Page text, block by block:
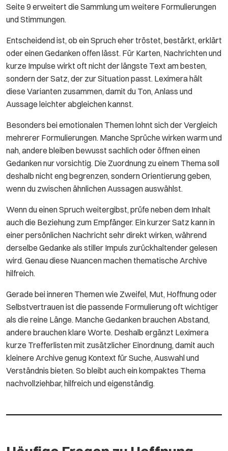
Seite 9 erweitert die Sammlung um weitere Formulierungen
und Stimmungen.
Entscheidend ist, ob ein Spruch eher tröstet, bestärkt, erklärt
oder einen Gedanken offen lässt. Für Karten, Nachrichten und
kurze Impulse wirkt oft nicht der längste Text am besten,
sondern der Satz, der zur Situation passt. Leximera hält
diese Varianten zusammen, damit du Ton, Anlass und
Aussage leichter abgleichen kannst.
Besonders bei emotionalen Themen lohnt sich der Vergleich
mehrerer Formulierungen. Manche Sprüche wirken warm und
nah, andere bleiben bewusst sachlich oder öffnen einen
Gedanken nur vorsichtig. Die Zuordnung zu einem Thema soll
deshalb nicht eng begrenzen, sondern Orientierung geben,
wenn du zwischen ähnlichen Aussagen auswählst.
Wenn du einen Spruch weitergibst, prüfe neben dem Inhalt
auch die Beziehung zum Empfänger. Ein kurzer Satz kann in
einer persönlichen Nachricht sehr direkt wirken, während
derselbe Gedanke als stiller Impuls zurückhaltender gelesen
wird. Genau diese Nuancen machen thematische Archive
hilfreich.
Gerade bei inneren Themen wie Zweifel, Mut, Hoffnung oder
Selbstvertrauen ist die passende Formulierung oft wichtiger
als die reine Länge. Manche Gedanken brauchen Abstand,
andere brauchen klare Worte. Deshalb ergänzt Leximera
kurze Trefferlisten mit zusätzlicher Einordnung, damit auch
kleinere Archive genug Kontext für Suche, Auswahl und
Verständnis bieten. So bleibt auch ein kompaktes Thema
nachvollziehbar, hilfreich und eigenständig.